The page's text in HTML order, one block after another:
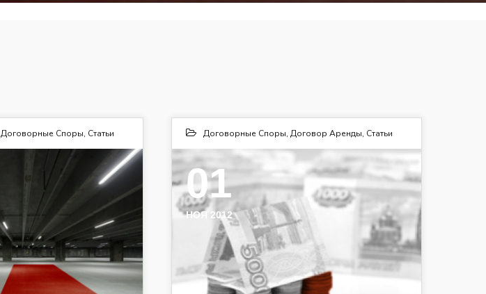
Договорные Споры, Статьи Договорные Споры, Договор Аренды, Статьи
01
НОЯ 2012